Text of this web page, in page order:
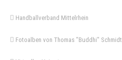
Handballverband Mittelrhein
Fotoalben von Thomas "Buddhi" Schmidt